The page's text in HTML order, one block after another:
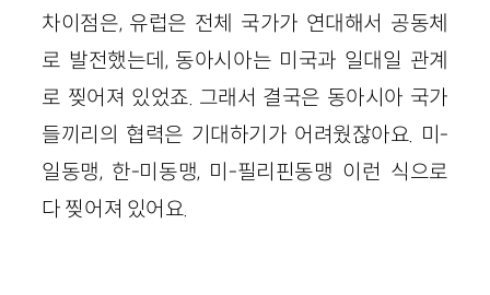
차이점은, 유럽은 전체 국가가 연대해서 공동체
로 발전했는데, 동아시아는 미국과 일대일 관계
로 찢어져 있었죠. 그래서 결국은 동아시아 국가
들끼리의 협력은 기대하기가 어려웠잖아요. 미-
일동맹, 한-미동맹, 미-필리핀동맹 이런 식으로
다 찢어져 있어요.